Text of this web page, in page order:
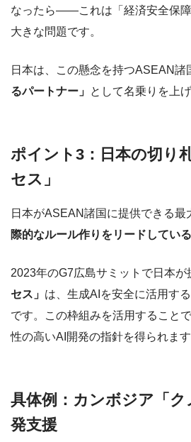
なったら——これは「経済安全保
大きな問題です。
日本は、この懸念を持つASEAN諸
るパートナー」 として名乗りを上げ
ポイント3：日本の切り
セス」
日本がASEAN諸国に提供できる最
際的なルール作りをリードしている
2023年のG7広島サミットで日本が
セス」 は、生成AIを安全に活用す
です。この枠組みを活用すること
性の高いAI開発の指針を得られます
具体例：カンボジア「ク
発支援